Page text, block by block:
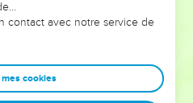
ont façonnés.
entrepreneurs, et responsables
sagesse afin que leurs erreurs
vous guidiez un ministère, une
contact avec notre service de
cookies